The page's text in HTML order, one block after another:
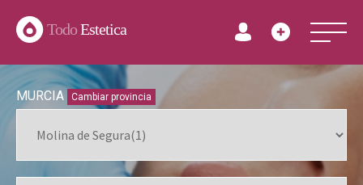
TodoEstetica
MURCIA Cambiar provincia